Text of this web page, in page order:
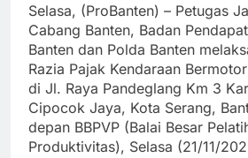
Selasa, (ProBanten) – Petugas
Cabang Banten, Badan
Banten dan Polda Banten
Razia Pajak Kendaraan
di Jl. Raya Pandeglang Km 3
Cipocok Jaya, Kota Serang,
depan BBPVP (Balai Besar
Produktivitas), Selasa (21/11/